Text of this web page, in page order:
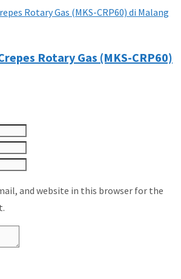
Rotary Gas (MKS-CRP60)
and website in this browser for the